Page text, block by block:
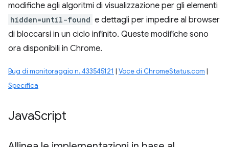
modifiche agli algoritmi di visualizzazione per gli elementi
hidden=until-found e dettagli per impedire al browser
di bloccarsi in un ciclo infinito. Queste modifiche sono
ora disponibili in Chrome.
Bug di monitoraggio n. 433545121 | Voce di ChromeStatus.com |
Specifica
JavaScript